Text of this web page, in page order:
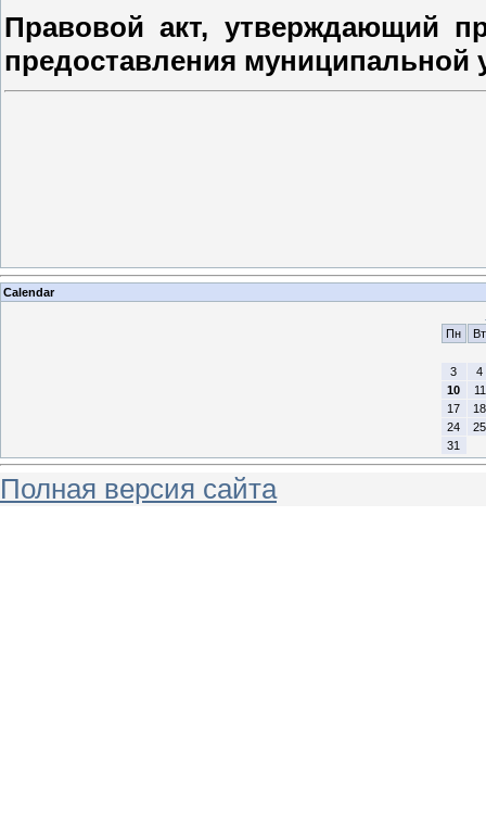
Правовой акт, утверждающий
предоставления муниципальной
Calendar
Пн
Вт
3
4
10
11
17
18
24
25
31
Полная версия сайта